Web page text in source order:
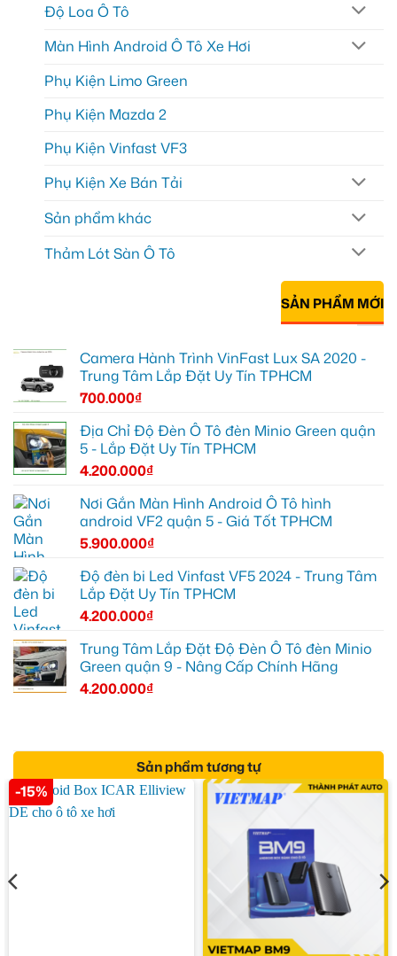
Độ Loa Ô Tô
Màn Hình Android Ô Tô Xe Hơi
Phụ Kiện Limo Green
Phụ Kiện Mazda 2
Phụ Kiện Vinfast VF3
Phụ Kiện Xe Bán Tải
Sản phẩm khác
Thảm Lót Sàn Ô Tô
SẢN PHẨM MỚI
Camera Hành Trình VinFast Lux SA 2020 -
Trung Tâm Lắp Đặt Uy Tín TPHCM
700.000₫
Địa Chỉ Độ Đèn Ô Tô đèn Minio Green quận
5 - Lắp Đặt Uy Tín TPHCM
4.200.000₫
Nơi Gắn Màn Hình Android Ô Tô hình
android VF2 quận 5 - Giá Tốt TPHCM
5.900.000₫
Độ đèn bi Led Vinfast VF5 2024 - Trung Tâm
Lắp Đặt Uy Tín TPHCM
4.200.000₫
Trung Tâm Lắp Đặt Độ Đèn Ô Tô đèn Minio
Green quận 9 - Nâng Cấp Chính Hãng
4.200.000₫
Sản phẩm tương tự
-15%